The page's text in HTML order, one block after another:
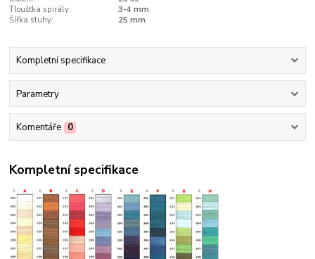
Tloušťka spirály:
3-4 mm
Šířka stuhy:
25 mm
Kompletní specifikace
Parametry
Komentáře 0
Kompletní specifikace